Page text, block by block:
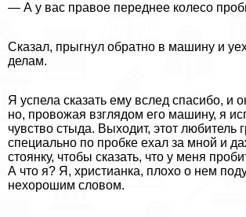
— А у вас правое переднее колесо
Сказал, прыгнул обратно в машину и
делам.
Я успела сказать ему вслед спасибо, и
но, провожая взглядом его машину, я
чувство стыда. Выходит, этот любитель
специально по пробке ехал за мной и
стоянку, чтобы сказать, что у меня
А что я? Я, христианка, плохо о нем
нехорошим словом.